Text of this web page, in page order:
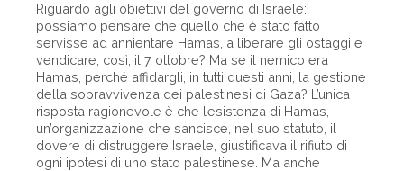
Riguardo agli obiettivi del governo di Israele:
possiamo pensare che quello che è stato fatto
servisse ad annientare Hamas, a liberare gli ostaggi e
vendicare, così, il 7 ottobre? Ma se il nemico era
Hamas, perché affidargli, in tutti questi anni, la gestione
della sopravvivenza dei palestinesi di Gaza? L’unica
risposta ragionevole è che l’esistenza di Hamas,
un’organizzazione che sancisce, nel suo statuto, il
dovere di distruggere Israele, giustificava il rifiuto di
ogni ipotesi di uno stato palestinese. Ma anche